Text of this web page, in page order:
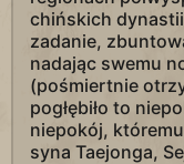
chińskich
zadanie,
nadając swemu
(pośmiertnie
pogłębiło to
niepokój,
syna Taejonga,